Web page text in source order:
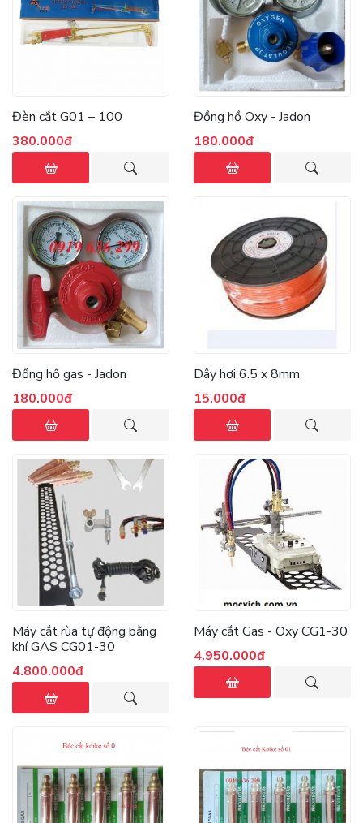
Đèn cắt G01 – 100
380.000đ
Đồng hồ Oxy - Jadon
180.000đ
Đồng hồ gas - Jadon
180.000đ
Dây hơi 6.5 x 8mm
15.000đ
Máy cắt rùa tự động bằng
khí GAS CG01-30
4.800.000đ
Máy cắt Gas - Oxy CG1-30
4.950.000đ